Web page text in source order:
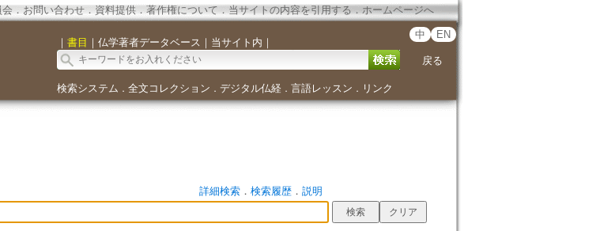
会． お問い合わせ． 資料提供． 著作権について．当サイトの内容を引用する ． ホームページへ
｜ 書目 ｜ 仏学著者データベース ｜ 当サイト内 ｜
中 EN
戻る
検索システム ． 全文コレクション ． デジタル仏経． 言語レッスン ． リンク
詳細検索． 検索履歴． 説明